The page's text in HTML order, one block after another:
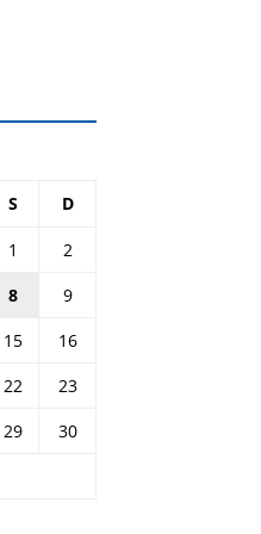
S D
1
2
8
9
15
16
22
23
29
30